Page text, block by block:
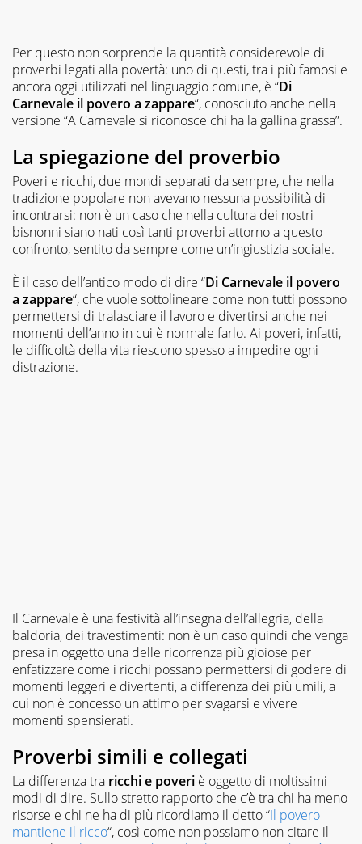
Per questo non sorprende la quantità considerevole di
proverbi legati alla povertà: uno di questi, tra i più famosi e
ancora oggi utilizzati nel linguaggio comune, è “Di
Carnevale il povero a zappare“, conosciuto anche nella
versione “A Carnevale si riconosce chi ha la gallina grassa”.
La spiegazione del proverbio
Poveri e ricchi, due mondi separati da sempre, che nella
tradizione popolare non avevano nessuna possibilità di
incontrarsi: non è un caso che nella cultura dei nostri
bisnonni siano nati così tanti proverbi attorno a questo
confronto, sentito da sempre come un’ingiustizia sociale.
È il caso dell’antico modo di dire “Di Carnevale il povero
a zappare“, che vuole sottolineare come non tutti possono
permettersi di tralasciare il lavoro e divertirsi anche nei
momenti dell’anno in cui è normale farlo. Ai poveri, infatti,
le difficoltà della vita riescono spesso a impedire ogni
distrazione.
Il Carnevale è una festività all’insegna dell’allegria, della
baldoria, dei travestimenti: non è un caso quindi che venga
presa in oggetto una delle ricorrenza più gioiose per
enfatizzare come i ricchi possano permettersi di godere di
momenti leggeri e divertenti, a differenza dei più umili, a
cui non è concesso un attimo per svagarsi e vivere
momenti spensierati.
Proverbi simili e collegati
La differenza tra ricchi e poveri è oggetto di moltissimi
modi di dire. Sullo stretto rapporto che c’è tra chi ha meno
risorse e chi ne ha di più ricordiamo il detto “Il povero
mantiene il ricco“, così come non possiamo non citare il